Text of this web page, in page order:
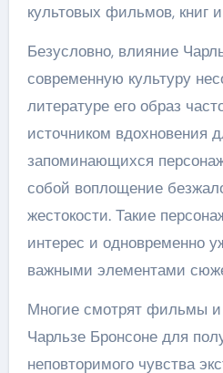
культовых фильмов, книг
Безусловно, влияние
современную культуру
литературе его образ
источником вдохновения
запоминающихся
собой воплощение
жестокости. Такие
интерес и одновременно
важными элементами
Многие смотрят фильмы и
Чарльзе Бронсоне для
неповторимого чувства